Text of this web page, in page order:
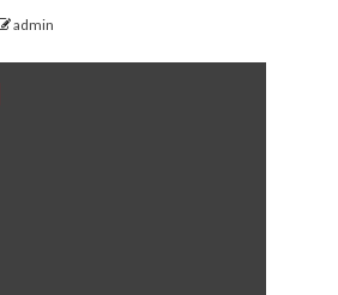
admin